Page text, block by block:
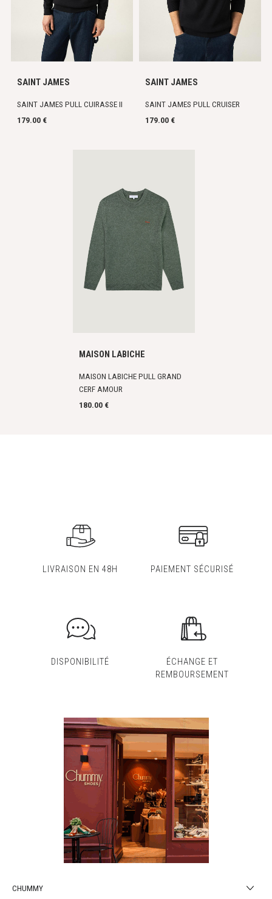
SAINT JAMES
SAINT JAMES PULL CUIRASSE II
179.00 €
SAINT JAMES
SAINT JAMES PULL CRUISER
179.00 €
MAISON LABICHE
MAISON LABICHE PULL GRAND
CERF AMOUR
180.00 €
LIVRAISON EN 48H PAIEMENT SÉCURISÉ
DISPONIBILITÉ
ÉCHANGE ET
REMBOURSEMENT
CHUMMY